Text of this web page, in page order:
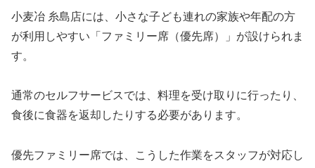
小麦冶 糸島店には、小さな子ども連れの家族や年配の方
が利用しやすい「ファミリー席（優先席）」が設けられま
す。
通常のセルフサービスでは、料理を受け取りに行ったり、
食後に食器を返却したりする必要があります。
優先ファミリー席では、こうした作業をスタッフが対応し